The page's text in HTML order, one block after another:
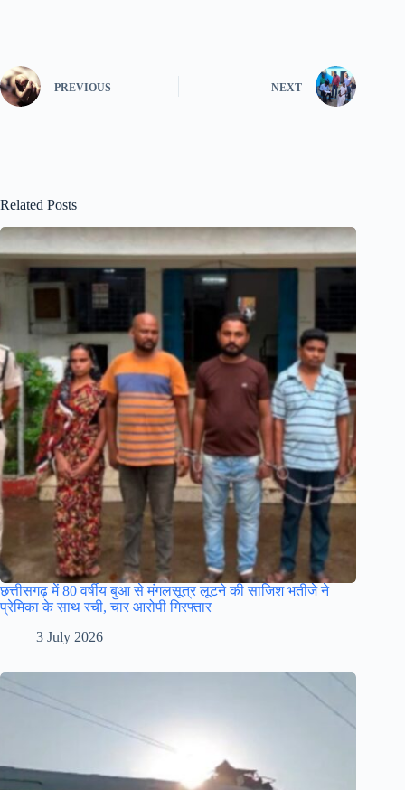
PREVIOUS NEXT
Related Posts
छत्तीसगढ़ में 80 वर्षीय बुआ से मंगलसूत्र लूटने की साजिश भतीजे ने
प्रेमिका के साथ रची, चार आरोपी गिरफ्तार
3 July 2026